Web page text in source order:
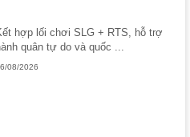
hợp lối chơi SLG + RTS, hỗ trợ
quân tự do và quốc ...
08/2026